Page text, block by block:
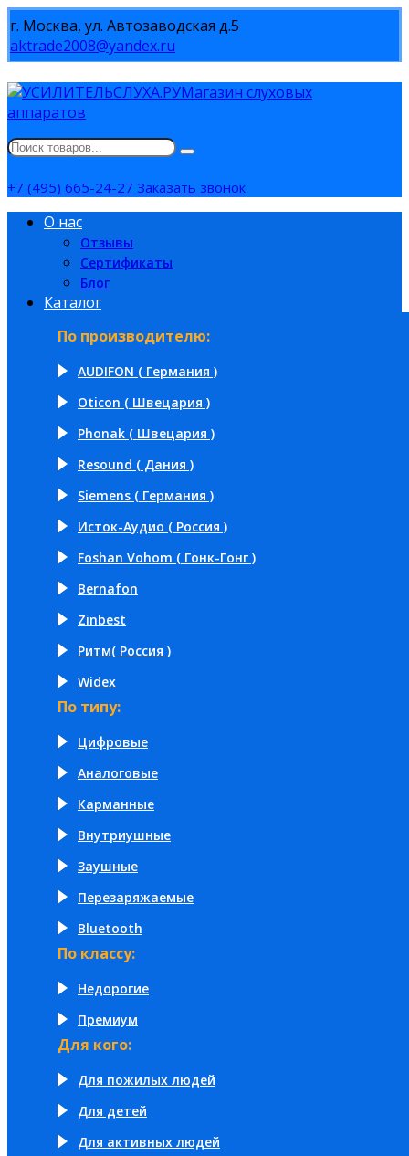
г. Москва, ул. Автозаводская д.5
aktrade2008@yandex.ru
Магазин слуховых
аппаратов
+7 (495) 665-24-27 Заказать звонок
О нас
Отзывы
Сертификаты
Блог
Каталог
По производителю:
AUDIFON ( Германия )
Oticon ( Швецария )
Phonak ( Швецария )
Resound ( Дания )
Siemens ( Германия )
Исток-Аудио ( Россия )
Foshan Vohom ( Гонк-Гонг )
Bernafon
Zinbest
Ритм( Россия )
Widex
По типу:
Цифровые
Аналоговые
Карманные
Внутриушные
Заушные
Перезаряжаемые
Bluetooth
По классу:
Недорогие
Премиум
Для кого:
Для пожилых людей
Для детей
Для активных людей